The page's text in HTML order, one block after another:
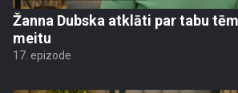
Žanna Dubska atklāti par tabu
meitu
17. epizode